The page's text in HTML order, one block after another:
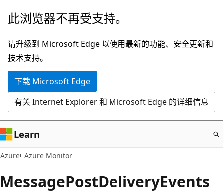
跳
主
要
内
此浏览器不再受支持。
请升级到 Microsoft Edge 以使用最新的功能、安全更新和
技术支持。
下载 Microsoft Edge
有关 Internet Explorer 和 Microsoft Edge 的详细信息
Learn
Azure Azure Monitor
MessagePostDeliveryEvents